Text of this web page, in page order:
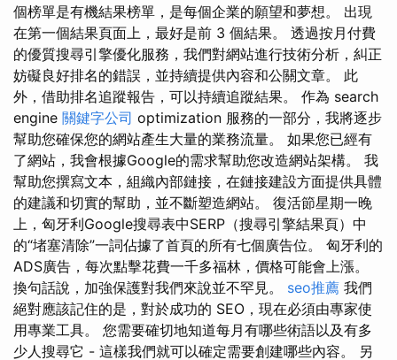
個榜單是有機結果榜單，是每個企業的願望和夢想。 出現
在第一個結果頁面上，最好是前 3 個結果。 透過按月付費
的優質搜尋引擎優化服務，我們對網站進行技術分析，糾正
妨礙良好排名的錯誤，並持續提供內容和公關文章。 此
外，借助排名追蹤報告，可以持續追蹤結果。 作為 search
engine 關鍵字公司 optimization 服務的一部分，我將逐步
幫助您確保您的網站產生大量的業務流量。 如果您已經有
了網站，我會根據Google的需求幫助您改造網站架構。 我
幫助您撰寫文本，組織內部鏈接，在鏈接建設方面提供具體
的建議和切實的幫助，並不斷塑造網站。 復活節星期一晚
上，匈牙利Google搜尋表中SERP（搜尋引擎結果頁）中
的“堵塞清除”一詞佔據了首頁的所有七個廣告位。 匈牙利的
ADS廣告，每次點擊花費一千多福林，價格可能會上漲。
換句話說，加強保護對我們來說並不罕見。 seo推薦 我們
絕對應該記住的是，對於成功的 SEO，現在必須由專家使
用專業工具。 您需要確切地知道每月有哪些術語以及有多
少人搜尋它 - 這樣我們就可以確定需要創建哪些內容。 另